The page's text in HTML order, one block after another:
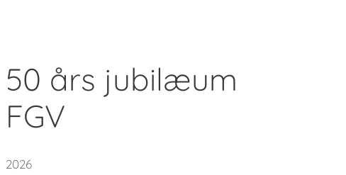
50 års jubilæum
FGV
2026